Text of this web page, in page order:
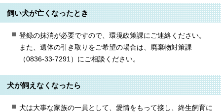
飼い犬が亡くなったとき
登録の抹消が必要ですので、環境政策課にご連絡ください。
また、遺体の引き取りをご希望の場合は、廃棄物対策課
（0836-33-7291）にご相談ください。
犬が飼えなくなったら
犬は大事な家族の一員として、愛情をもって接し、終生飼育に